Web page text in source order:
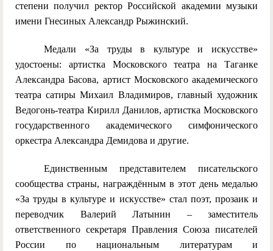
степени получил ректор Российской академии музыки
имени Гнесиных Александр Рыжинский.
Медали «За труды в культуре и искусстве»
удостоены: артистка Московского театра на Таганке
Александра Басова, артист Московского академического
театра сатиры Михаил Владимиров, главный художник
Ведогонь-театра Кирилл Данилов, артистка Московского
государственного академического симфонического
оркестра Александра Демидова и другие.
Единственным представителем писательского
сообщества страны, награждённым в этот день медалью
«За труды в культуре и искусстве» стал поэт, прозаик и
переводчик Валерий Латынин – заместитель
ответственного секретаря Правления Союза писателей
России по национальным литературам и